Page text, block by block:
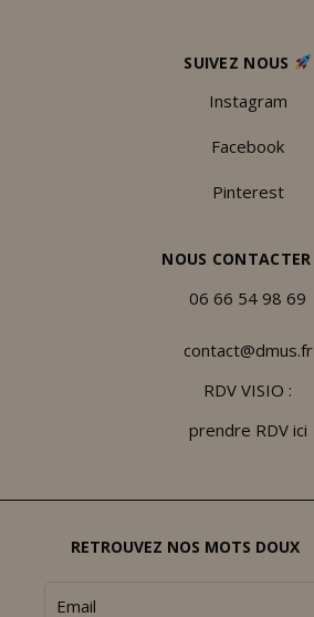
SUIVEZ NOUS
Instagram
Facebook
Pinterest
NOUS CONTACTER
06 66 54 98 69
contact@dmus.fr
RDV VISIO :
prendre RDV ici
RETROUVEZ NOS MOTS DOUX